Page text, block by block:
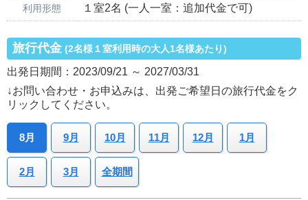
利用形態 １室2名 (一人一室：追加代金で可)
旅行代金 (2名様１室利用時の大人1名様あたり)
出発日期間：2023/09/21 ～ 2027/03/31
↓お問い合わせ・お申込みは、出発ご希望日の旅行代金をク
リックしてください。
8月 9月 10月 11月 12月 1月
2月 3月 全期間